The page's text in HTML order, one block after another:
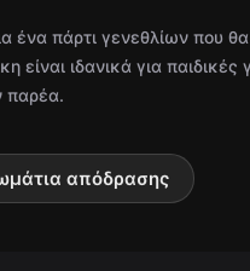
ένα πάρτι γενεθλίων που
είναι ιδανικά για
παρέα.
απόδρασης